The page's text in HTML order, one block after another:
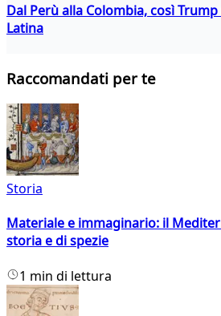
Dal Perù alla Colombia, così
Latina
Raccomandati per te
Storia
Materiale e immaginario: il
storia e di spezie
1 min di lettura